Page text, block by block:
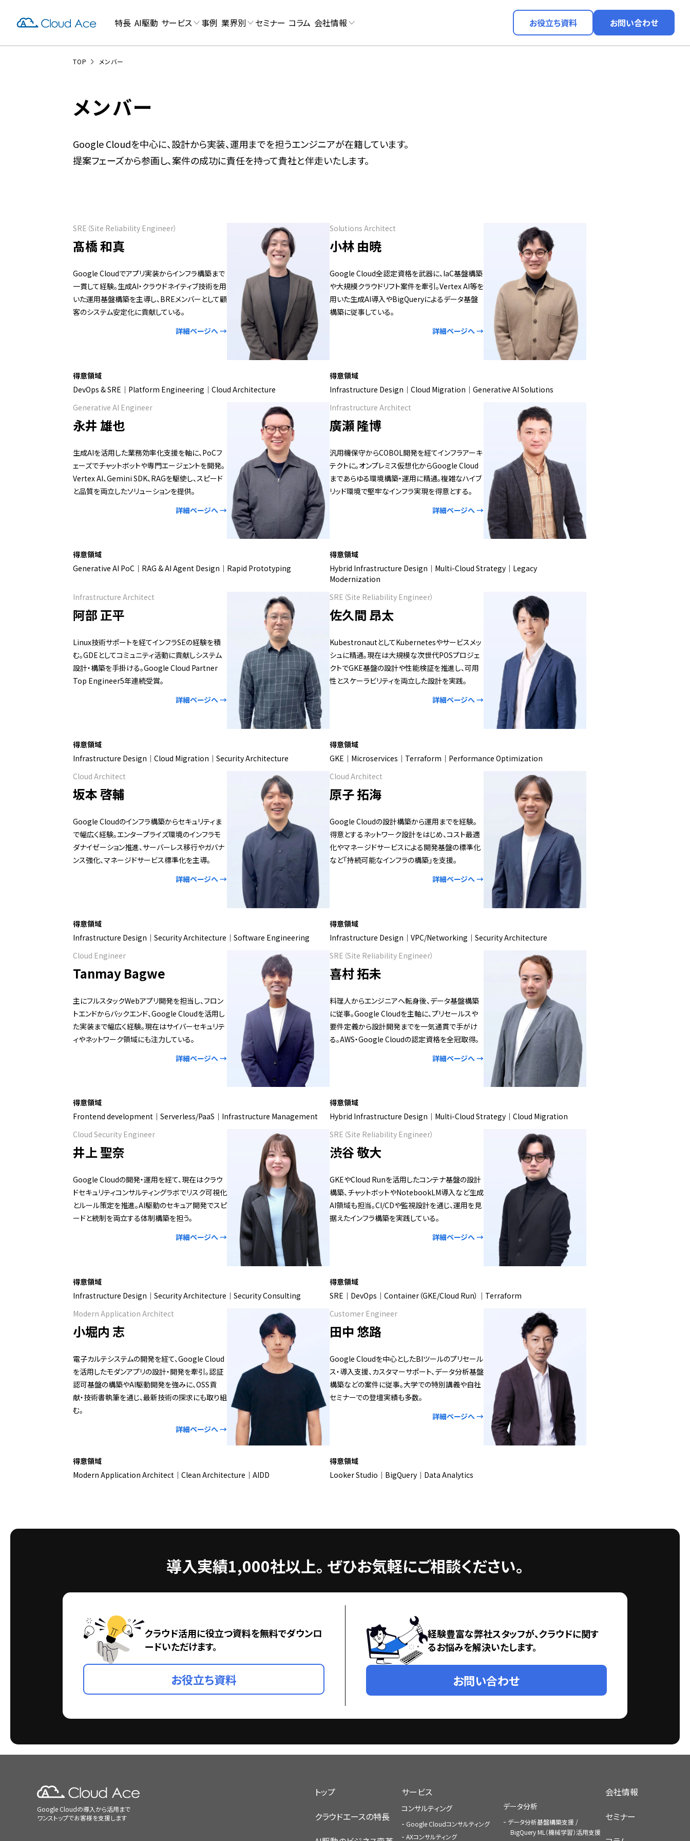
特長 AI駆動 サービス 事例 業界別 セミナー コラム 会社情報 お役立ち資料 お問い合わせ
TOP メンバー
メンバー
Google Cloudを中心に、設計から実装、運用までを担うエンジニアが在籍しています。
提案フェーズから参画し、案件の成功に責任を持って貴社と伴走いたします。
SRE（Site Reliability Engineer）
髙橋 和真
Google Cloudでアプリ実装からインフラ構築まで
一貫して経験。生成AI・クラウドネイティブ技術を用
いた運用基盤構築を主導し、BREメンバーとして顧
客のシステム安定化に貢献している。
詳細ページへ →
得意領域
DevOps & SRE｜Platform Engineering｜Cloud Architecture
Solutions Architect
小林 由暁
Google Cloud全認定資格を武器に、IaC基盤構築
や大規模クラウドリフト案件を牽引。Vertex AI等を
用いた生成AI導入やBigQueryによるデータ基盤
構築に従事している。
詳細ページへ →
得意領域
Infrastructure Design｜Cloud Migration｜Generative AI Solutions
Generative AI Engineer
永井 雄也
生成AIを活用した業務効率化支援を軸に、PoCフ
ェーズでチャットボットや専門エージェントを開発。
Vertex AI、Gemini SDK、RAGを駆使し、スピード
と品質を両立したソリューションを提供。
詳細ページへ →
得意領域
Generative AI PoC｜RAG & AI Agent Design｜Rapid Prototyping
Infrastructure Architect
廣瀬 隆博
汎用機保守からCOBOL開発を経てインフラアーキ
テクトに。オンプレミス仮想化からGoogle Cloud
まであらゆる環境構築・運用に精通。複雑なハイブ
リッド環境で堅牢なインフラ実現を得意とする。
詳細ページへ →
得意領域
Hybrid Infrastructure Design｜Multi-Cloud Strategy｜Legacy
Modernization
Infrastructure Architect
阿部 正平
Linux技術サポートを経てインフラSEの経験を積
む。GDEとしてコミュニティ活動に貢献しシステム
設計・構築を手掛ける。Google Cloud Partner
Top Engineer5年連続受賞。
詳細ページへ →
得意領域
Infrastructure Design｜Cloud Migration｜Security Architecture
SRE（Site Reliability Engineer）
佐久間 昂太
KubestronautとしてKubernetesやサービスメッ
シュに精通。現在は大規模な次世代POSプロジェ
クトでGKE基盤の設計や性能検証を推進し、可用
性とスケーラビリティを両立した設計を実践。
詳細ページへ →
得意領域
GKE｜Microservices｜Terraform｜Performance Optimization
Cloud Architect
坂本 啓輔
Google Cloudのインフラ構築からセキュリティま
で幅広く経験。エンタープライズ環境のインフラモ
ダナイゼーション推進、サーバーレス移行やガバナ
ンス強化、マネージドサービス標準化を主導。
詳細ページへ →
得意領域
Infrastructure Design｜Security Architecture｜Software Engineering
Cloud Architect
原子 拓海
Google Cloudの設計構築から運用までを経験。
得意とするネットワーク設計をはじめ、コスト最適
化やマネージドサービスによる開発基盤の標準化
など「持続可能なインフラの構築」を支援。
詳細ページへ →
得意領域
Infrastructure Design｜VPC/Networking｜Security Architecture
Cloud Engineer
Tanmay Bagwe
主にフルスタックWebアプリ開発を担当し、フロン
トエンドからバックエンド、Google Cloudを活用し
た実装まで幅広く経験。現在はサイバーセキュリテ
ィやネットワーク領域にも注力している。
詳細ページへ →
得意領域
Frontend development｜Serverless/PaaS｜Infrastructure Management
SRE（Site Reliability Engineer）
喜村 拓未
料理人からエンジニアへ転身後、データ基盤構築
に従事。Google Cloudを主軸に、プリセールスや
要件定義から設計開発までを一気通貫で手がけ
る。AWS・Google Cloudの認定資格を全冠取得。
詳細ページへ →
得意領域
Hybrid Infrastructure Design｜Multi-Cloud Strategy｜Cloud Migration
Cloud Security Engineer
井上 聖奈
Google Cloudの開発・運用を経て、現在はクラウ
ドセキュリティコンサルティングラボでリスク可視化
とルール策定を推進。AI駆動のセキュア開発でスピ
ードと統制を両立する体制構築を担う。
詳細ページへ →
得意領域
Infrastructure Design｜Security Architecture｜Security Consulting
SRE（Site Reliability Engineer）
渋谷 敬大
GKEやCloud Runを活用したコンテナ基盤の設計
構築、チャットボットやNotebookLM導入など生成
AI領域も担当。CI/CDや監視設計を通じ、運用を見
据えたインフラ構築を実践している。
詳細ページへ →
得意領域
SRE｜DevOps｜Container（GKE/Cloud Run）｜Terraform
Modern Application Architect
小堀内 志
電子カルテシステムの開発を経て、Google Cloud
を活用したモダンアプリの設計・開発を牽引。認証
認可基盤の構築やAI駆動開発を強みに、OSS貢
献・技術書執筆を通じ、最新技術の探求にも取り組
む。
詳細ページへ →
得意領域
Modern Application Architect｜Clean Architecture｜AIDD
Customer Engineer
田中 悠路
Google Cloudを中心としたBIツールのプリセール
ス・導入支援、カスタマーサポート、データ分析基盤
構築などの案件に従事。大学での特別講義や自社
セミナーでの登壇実績も多数。
詳細ページへ →
得意領域
Looker Studio｜BigQuery｜Data Analytics
導入実績1,000社以上。 ぜひお気軽にご相談ください。
クラウド活用に役立つ資料を無料でダウンロ
ードいただけます。
お役立ち資料
経験豊富な弊社スタッフが、クラウドに関す
るお悩みを解決いたします。
お問い合わせ
Google Cloudの導入から活用まで
ワンストップでお客様を支援します
トップ
クラウドエースの特長
サービス
コンサルティング
Google Cloudコンサルティング
AXコンサルティング
データ分析
データ分析基盤構築支援 /
BigQuery ML（機械学習）活用支援
会社情報
セミナー